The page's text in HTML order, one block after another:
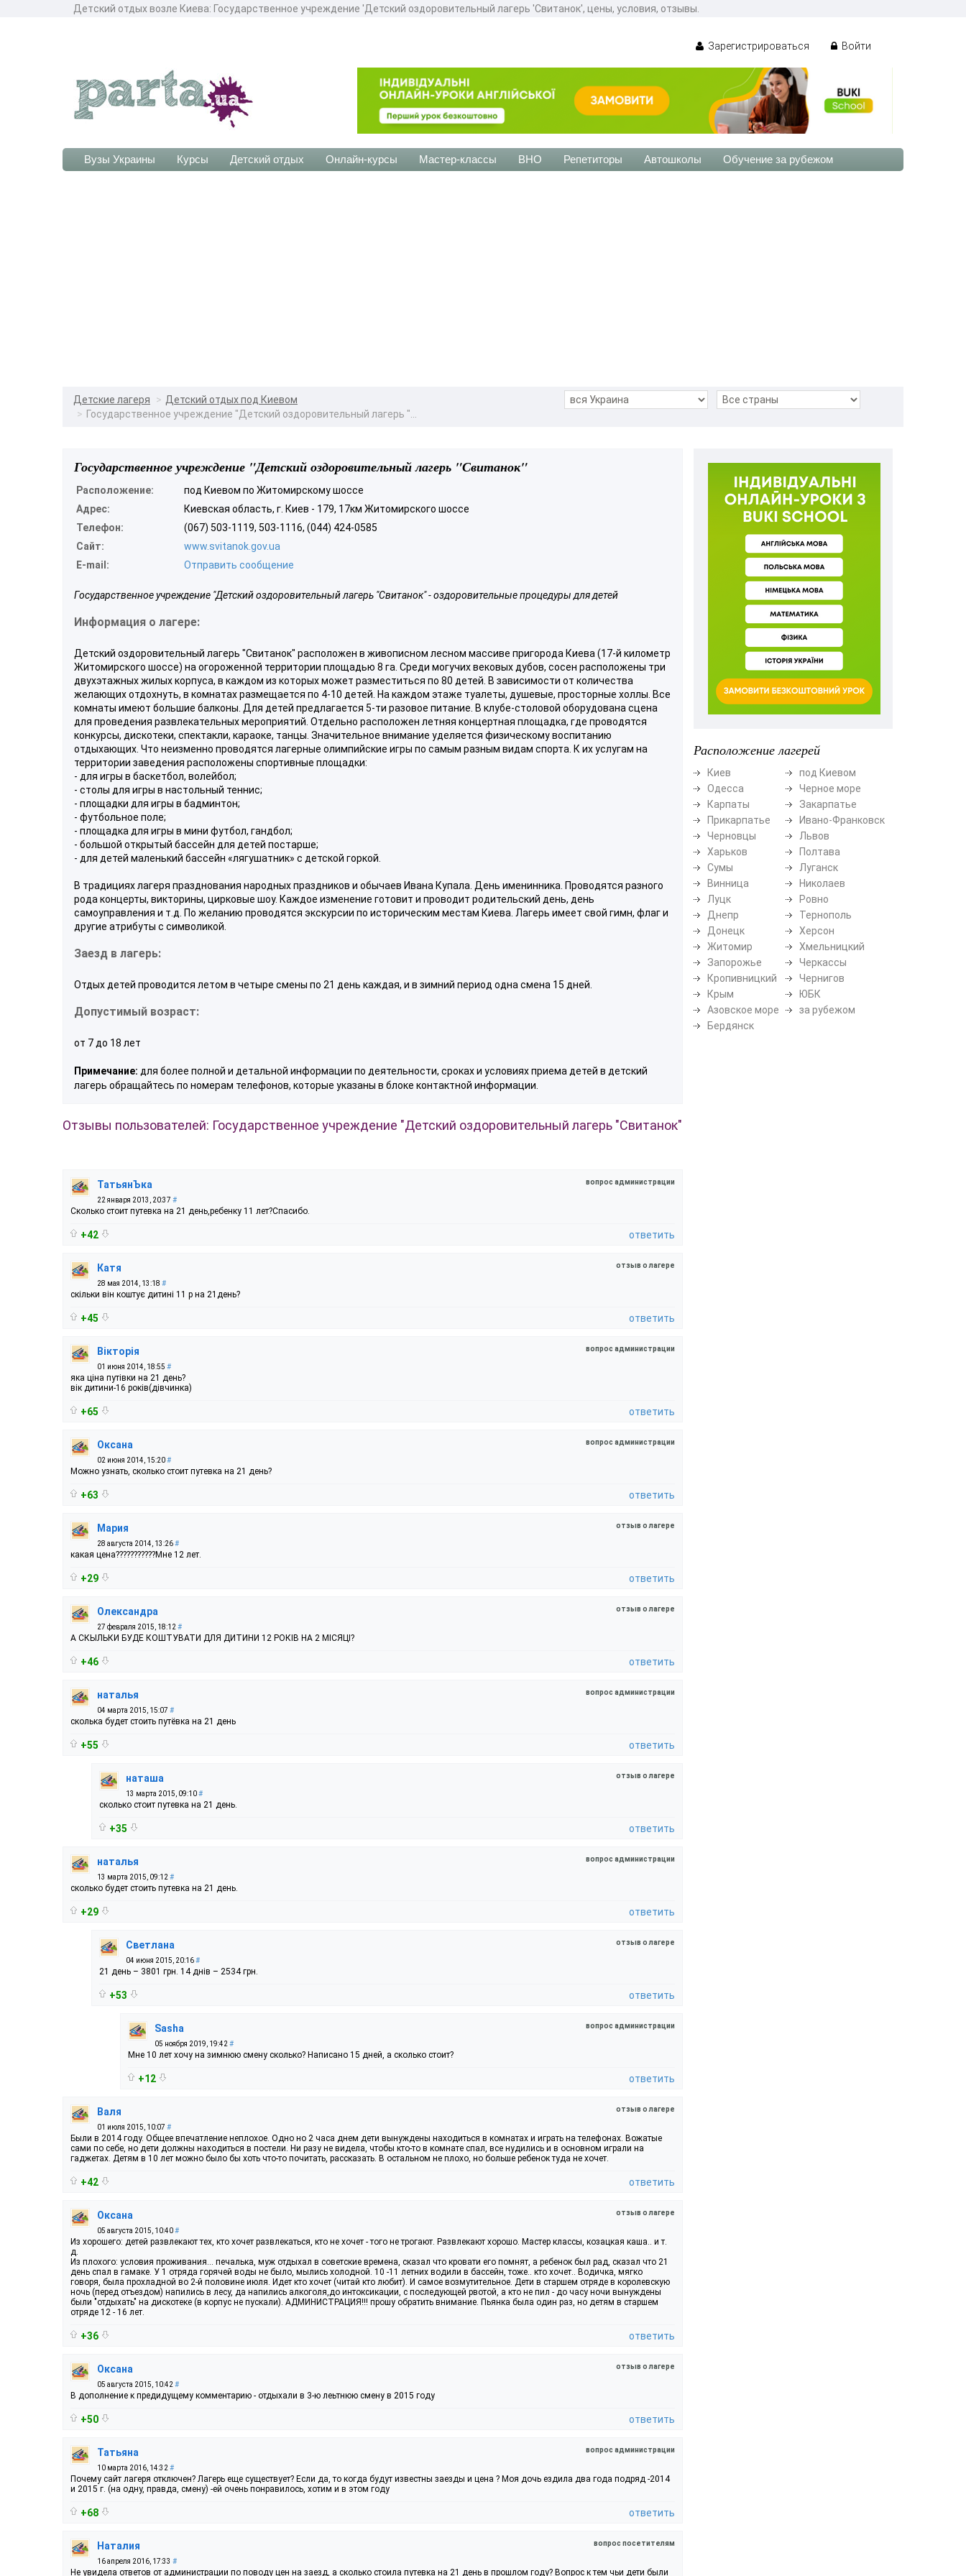
Детcкий отдых возле Киева: Государственное учреждение 'Детский оздоровительный лагерь 'Свитанок', цены, условия, отзывы.
Зарегистрироваться Войти
Вузы Украины Курсы Детский отдых Онлайн-курсы Мастер-классы ВНО Репетиторы Автошколы Обучение за рубежом
Детские лагеря
Детский отдых под Киевом
Государственное учреждение "Детский оздоровительный лагерь "...
Государственное учреждение "Детский оздоровительный лагерь "Свитанок"
Расположение:
под Киевом по Житомирскому шоссе
Адрес:
Киевская область, г. Киев - 179, 17км Житомирского шоссе
Телефон:
(067) 503-1119, 503-1116, (044) 424-0585
Сайт:
www.svitanok.gov.ua
E-mail:
Отправить сообщение
Государственное учреждение "Детский оздоровительный лагерь "Свитанок" - оздоровительные процедуры для детей
Информация о лагере:
Детский оздоровительный лагерь "Свитанок" расположен в живописном лесном массиве пригорода Киева (17-й километр
Житомирского шоссе) на огороженной территории площадью 8 га. Среди могучих вековых дубов, сосен расположены три
двухэтажных жилых корпуса, в каждом из которых может разместиться по 80 детей. В зависимости от количества
желающих отдохнуть, в комнатах размещается по 4-10 детей. На каждом этаже туалеты, душевые, просторные холлы. Все
комнаты имеют большие балконы. Для детей предлагается 5-ти разовое питание. В клубе-столовой оборудована сцена
для проведения развлекательных мероприятий. Отдельно расположен летняя концертная площадка, где проводятся
конкурсы, дискотеки, спектакли, караоке, танцы. Значительное внимание уделяется физическому воспитанию
отдыхающих. Что неизменно проводятся лагерные олимпийские игры по самым разным видам спорта. К их услугам на
территории заведения расположены спортивные площадки:
- для игры в баскетбол, волейбол;
- столы для игры в настольный теннис;
- площадки для игры в бадминтон;
- футбольное поле;
- площадка для игры в мини футбол, гандбол;
- большой открытый бассейн для детей постарше;
- для детей маленький бассейн «лягушатник» с детской горкой.
В традициях лагеря празднования народных праздников и обычаев Ивана Купала. День именинника. Проводятся разного
рода концерты, викторины, цирковые шоу. Каждое изменение готовит и проводит родительский день, день
самоуправления и т.д. По желанию проводятся экскурсии по историческим местам Киева. Лагерь имеет свой гимн, флаг и
другие атрибуты с символикой.
Заезд в лагерь:
Отдых детей проводится летом в четыре смены по 21 день каждая, и в зимний период одна смена 15 дней.
Допустимый возраст:
от 7 до 18 лет
Примечание: для более полной и детальной информации по деятельности, сроках и условиях приема детей в детский
лагерь обращайтесь по номерам телефонов, которые указаны в блоке контактной информации.
Отзывы пользователей: Государственное учреждение "Детский оздоровительный лагерь "Свитанок"
вопрос администрации
ТатьянЪка
22 января 2013, 20:37 #
Сколько стоит путевка на 21 день,ребенку 11 лет?Спасибо.
+42 ответить
отзыв о лагере
Катя
28 мая 2014, 13:18 #
скільки він коштує дитині 11 р на 21день?
+45 ответить
вопрос администрации
Вікторія
01 июня 2014, 18:55 #
яка ціна путівки на 21 день?
вік дитини-16 років(дівчинка)
+65 ответить
вопрос администрации
Оксана
02 июня 2014, 15:20#
Можно узнать, сколько стоит путевка на 21 день?
+63 ответить
отзыв о лагере
Мария
28 августа 2014, 13:26#
какая цена???????????Мне 12 лет.
+29 ответить
отзыв о лагере
Олександра
27 февраля 2015, 18:12 #
А СКЫЛЬКИ БУДЕ КОШТУВАТИ ДЛЯ ДИТИНИ 12 РОКІВ НА 2 МІСЯЦІ?
+46 ответить
вопрос администрации
наталья
04 марта 2015, 15:07 #
сколька будет стоить путёвка на 21 день
+55 ответить
отзыв о лагере
наташа
13 марта 2015, 09:10#
сколько стоит путевка на 21 день.
+35 ответить
вопрос администрации
наталья
13 марта 2015, 09:12 #
сколько будет стоить путевка на 21 день.
+29 ответить
отзыв о лагере
Светлана
04 июня 2015, 20:16#
21 день – 3801 грн. 14 днів – 2534 грн.
+53 ответить
вопрос администрации
Sasha
05 ноября 2019, 19:42 #
Мне 10 лет хочу на зимнюю смену сколько? Написано 15 дней, а сколько стоит?
+12 ответить
отзыв о лагере
Валя
01 июля 2015, 10:07 #
Были в 2014 году. Общее впечатление неплохое. Одно но 2 часа днем дети вынуждены находиться в комнатах и играть на телефонах. Вожатые
сами по себе, но дети должны находиться в постели. Ни разу не видела, чтобы кто-то в комнате спал, все нудились и в основном играли на
гаджетах. Детям в 10 лет можно было бы хоть что-то почитать, рассказать. В остальном не плохо, но больше ребенок туда не хочет.
+42 ответить
отзыв о лагере
Оксана
05 августа 2015, 10:40#
Из хорошего: детей развлекают тех, кто хочет развлекаться, кто не хочет - того не трогают. Развлекают хорошо. Мастер классы, козацкая каша.. и т.
д.
Из плохого: условия проживания... печалька, муж отдыхал в советские времена, сказал что кровати его помнят, а ребенок был рад, сказал что 21
день спал в гамаке. У 1 отряда горячей воды не было, мылись холодной. 10 -11 летних водили в бассейн, тоже.. кто хочет.. Водичка, мягко
говоря, была прохладной во 2-й половине июля. Идет кто хочет (читай кто любит). И самое возмутительное. Дети в старшем отряде в королевскую
ночь (перед отъездом) напились в лесу, да напились алкоголя,до интоксикации, с последующей рвотой, а кто не пил - до часу ночи вынуждены
были "отдыхать" на дискотеке (в корпус не пускали). АДМИНИСТРАЦИЯ!!! прошу обратить внимание. Пьянка была один раз, но детям в старшем
отряде 12 - 16 лет.
+36 ответить
отзыв о лагере
Оксана
05 августа 2015, 10:42 #
В дополнение к предидущему комментарию - отдыхали в 3-ю леьтнюю смену в 2015 году
+50 ответить
вопрос администрации
Татьяна
10 марта 2016, 14:32 #
Почему сайт лагеря отключен? Лагерь еще существует? Если да, то когда будут известны заезды и цена ? Моя дочь ездила два года подряд -2014
и 2015 г. (на одну, правда, смену) -ей очень понравилось, хотим и в этом году
+68 ответить
вопрос посетителям
Наталия
16 апреля 2016, 17:33 #
Не увидела ответов от администрации по поводу цен на заезд, а сколько стоила путевка на 21 день в прошлом году? Вопрос к тем чьи дети были
Расположение лагерей
Киев
Одесса
Карпаты
Прикарпатье
Черновцы
Харьков
Сумы
Винница
Луцк
Днепр
Донецк
Житомир
Запорожье
Кропивницкий
Крым
Азовское море
Бердянск
под Киевом
Черное море
Закарпатье
Ивано-Франковск
Львов
Полтава
Луганск
Николаев
Ровно
Тернополь
Херсон
Хмельницкий
Черкассы
Чернигов
ЮБК
за рубежом